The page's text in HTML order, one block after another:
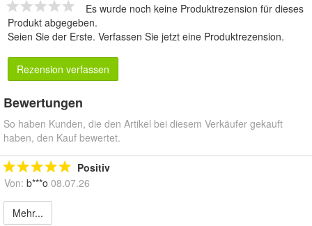
Es wurde noch keine Produktrezension für dieses
Produkt abgegeben.
Seien Sie der Erste. Verfassen Sie jetzt eine Produktrezension.
Rezension verfassen
Bewertungen
So haben Kunden, die den Artikel bei diesem Verkäufer gekauft
haben, den Kauf bewertet.
Positiv
Von: b***o 08.07.26
Mehr...